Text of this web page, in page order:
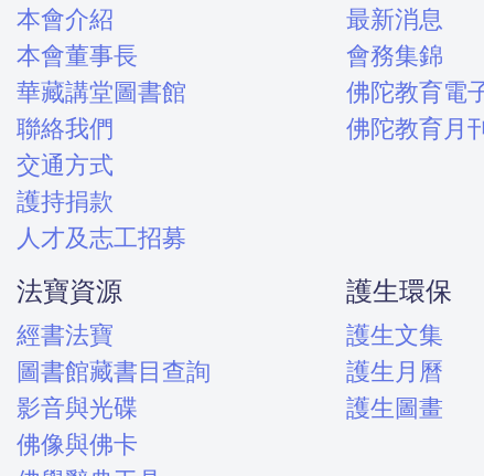
本會介紹
本會董事長
華藏講堂圖書館
聯絡我們
交通方式
護持捐款
人才及志工招募
最新消息
會務集錦
佛陀教育電
佛陀教育月
法寶資源
經書法寶
圖書館藏書目查詢
影音與光碟
佛像與佛卡
護生環保
護生文集
護生月曆
護生圖畫